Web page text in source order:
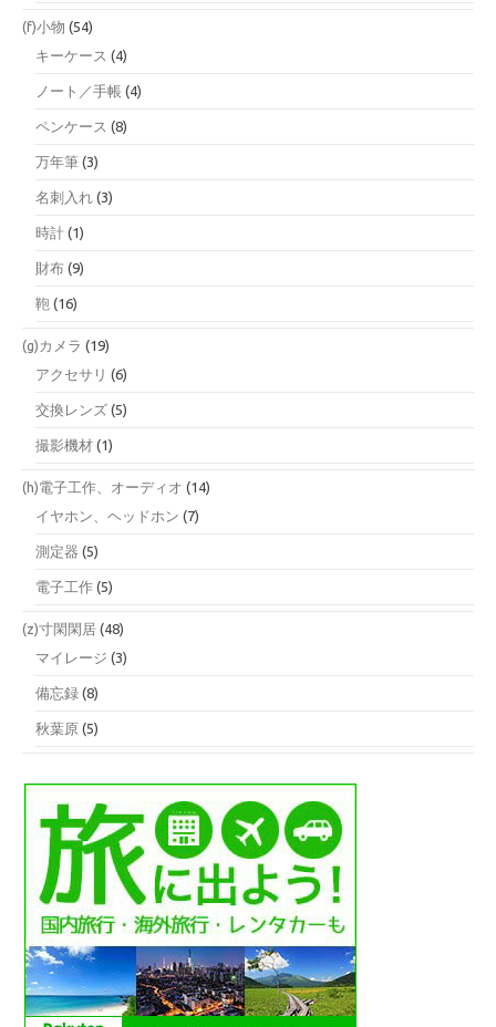
(f)小物 (54)
キーケース (4)
ノート／手帳 (4)
ペンケース (8)
万年筆 (3)
名刺入れ (3)
時計 (1)
財布 (9)
鞄 (16)
(g)カメラ (19)
アクセサリ (6)
交換レンズ (5)
撮影機材 (1)
(h)電子工作、オーディオ (14)
イヤホン、ヘッドホン (7)
測定器 (5)
電子工作 (5)
(z)寸閑閑居 (48)
マイレージ (3)
備忘録 (8)
秋葉原 (5)